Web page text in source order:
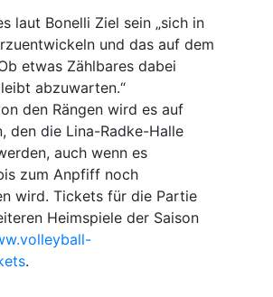
laut Bonelli Ziel sein „sich in
und das auf dem
etwas Zählbares dabei
abzuwarten.“
den Rängen wird es auf
den die Lina-Radke-Halle
auch wenn es
zum Anpfiff noch
wird. Tickets für die Partie
Heimspiele der Saison
.